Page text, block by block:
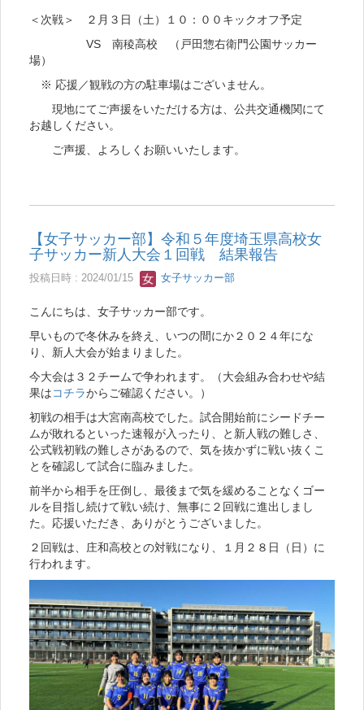
＜次戦＞ ２月３日（土）１０：００キックオフ予定
VS 南稜高校 （戸田惣右衛門公園サッカー
場）
※ 応援／観戦の方の駐車場はございません。
現地にてご声援をいただける方は、公共交通機関にて
お越しください。
ご声援、よろしくお願いいたします。
【女子サッカー部】令和５年度埼玉県高校女
子サッカー新人大会１回戦 結果報告
投稿日時 : 2024/01/15 女子サッカー部
こんにちは、女子サッカー部です。
早いもので冬休みを終え、いつの間にか２０２４年にな
り、新人大会が始まりました。
今大会は３２チームで争われます。（大会組み合わせや結
果はコチラからご確認ください。）
初戦の相手は大宮南高校でした。試合開始前にシードチー
ムが敗れるといった速報が入ったり、と新人戦の難しさ、
公式戦初戦の難しさがあるので、気を抜かずに戦い抜くこ
とを確認して試合に臨みました。
前半から相手を圧倒し、最後まで気を緩めることなくゴー
ルを目指し続けて戦い続け、無事に２回戦に進出しまし
た。応援いただき、ありがとうございました。
２回戦は、庄和高校との対戦になり、１月２８日（日）に
行われます。